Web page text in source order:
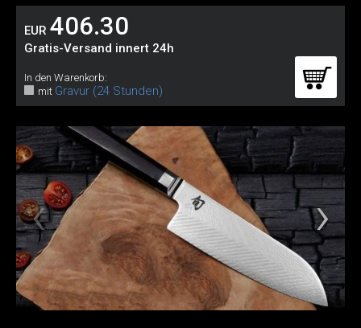
EUR 406.30
Gratis-Versand innert 24h
In den Warenkorb:
mit Gravur (24 Stunden)